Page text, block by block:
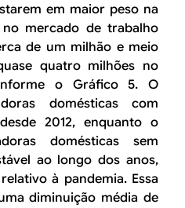
em maior peso na
mercado de trabalho
de um milhão e meio
quatro milhões no
o Gráfico 5. O
domésticas com
2012, enquanto o
domésticas sem
ao longo dos anos,
à pandemia. Essa
diminuição média de